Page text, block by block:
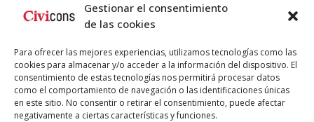
Gestionar el consentimiento
de las cookies
Para ofrecer las mejores experiencias, utilizamos tecnologías como las
cookies para almacenar y/o acceder a la información del dispositivo. El
consentimiento de estas tecnologías nos permitirá procesar datos
como el comportamiento de navegación o las identificaciones únicas
en este sitio. No consentir o retirar el consentimiento, puede afectar
negativamente a ciertas características y funciones.
Desde Civicons hemos estado comprometidos
en cumplir las expectativas tanto del Ayuntamiento
de Castellón, como de los habitantes de la ciudad de
la plana, buscando la excelencia en cada proyecto.